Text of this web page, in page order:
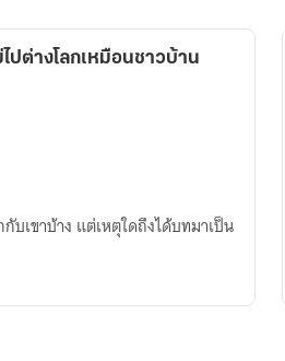
ไปต่างโลกเหมือนชาวบ้าน
เขาบ้าง แต่เหตุใดถึงได้บทมาเป็น